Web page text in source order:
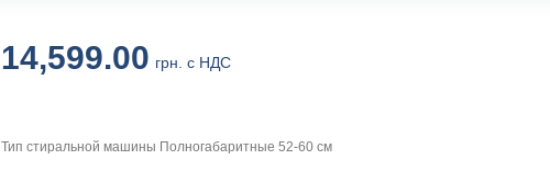
14,599.00 грн. с НДС
Тип стиральной машины Полногабаритные 52-60 см